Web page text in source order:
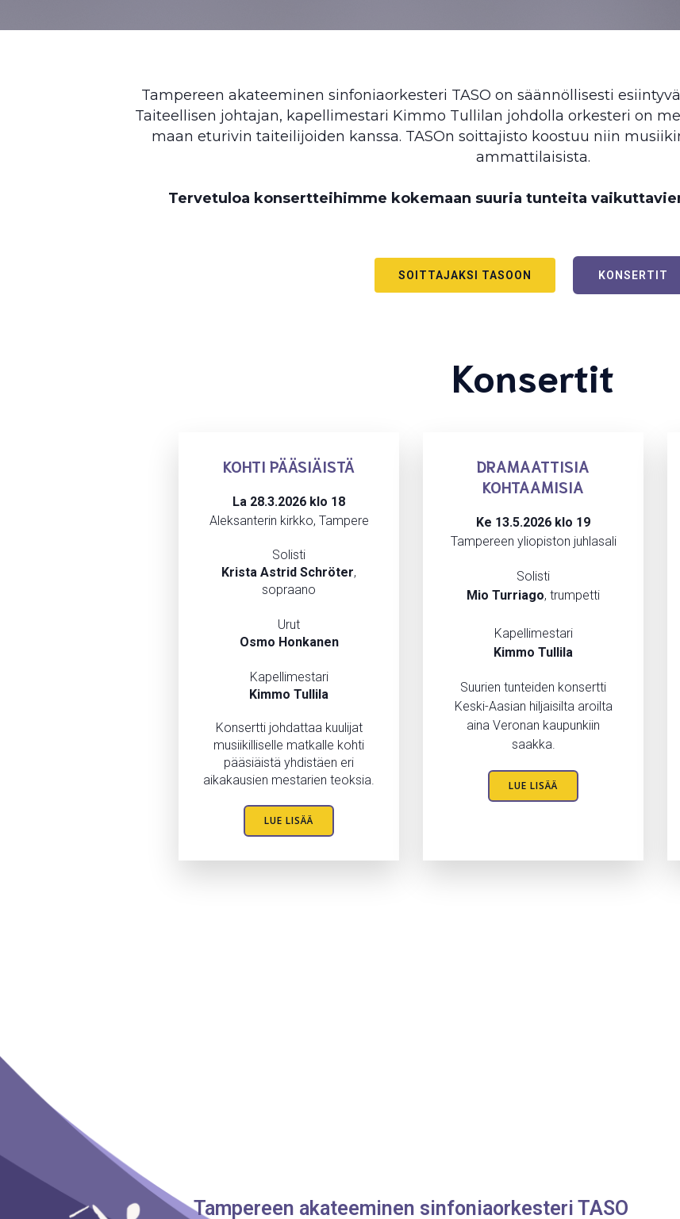
Tampereen akateeminen sinfoniaorkesteri TASO on säännöllisesti
Taiteellisen johtajan, kapellimestari Kimmo Tullilan johdolla orkesteri on
maan eturivin taiteilijoiden kanssa. TASOn soittajisto koostuu niin
ammattilaisista.
Tervetuloa konsertteihimme kokemaan suuria tunteita
SOITTAJAKSI TASOON KONSERTIT
Konsertit
KOHTI PÄÄSIÄISTÄ
La 28.3.2026 klo 18
Aleksanterin kirkko, Tampere
Solisti
Krista Astrid Schröter,
sopraano
Urut
Osmo Honkanen
Kapellimestari
Kimmo Tullila
Konsertti johdattaa kuulijat
musiikilliselle matkalle kohti
pääsiäistä yhdistäen eri
aikakausien mestarien teoksia.
LUE LISÄÄ
DRAMAATTISIA
KOHTAAMISIA
Ke 13.5.2026 klo 19
Tampereen yliopiston juhlasali
Solisti
Mio Turriago, trumpetti
Kapellimestari
Kimmo Tullila
Suurien tunteiden konsertti
Keski-Aasian hiljaisilta aroilta
aina Veronan kaupunkiin
saakka.
LUE LISÄÄ
Tampereen akateeminen sinfoniaorkesteri TASO